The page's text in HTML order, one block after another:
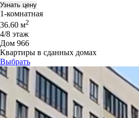
Узнать цену
1-комнатная
36.60 м2
4/8 этаж
Дом 966
Квартиры в сданных домах
Выбрать